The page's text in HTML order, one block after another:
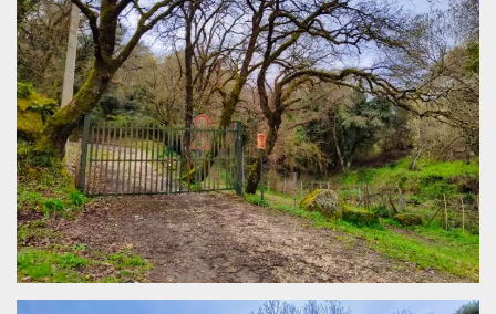
service to
identify
trusted web
traffic and
override any
security
restrictions
based on
the visitor's
IP address. It
is essential
for
supporting a
website's
security
features and
in providing
protection
malicious